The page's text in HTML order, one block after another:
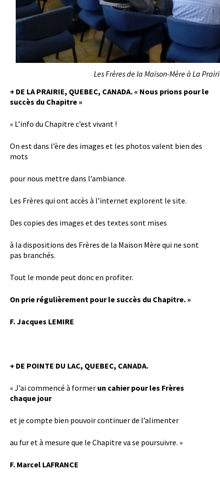
Les Frères de la Maison-Mère à La
+ DE LA PRAIRIE, QUEBEC, CANADA. « Nous prions pour le
succès du Chapitre »
« L’info du Chapitre c’est vivant !
On est dans l’ère des images et les photos valent bien des
mots
pour nous mettre dans l’ambiance.
Les Frères qui ont accès à l’internet explorent le site.
Des copies des images et des textes sont mises
à la dispositions des Frères de la Maison Mère qui ne sont
pas branchés.
Tout le monde peut donc en profiter.
On prie régulièrement pour le succès du Chapitre. »
F. Jacques LEMIRE
+ DE POINTE DU LAC, QUEBEC, CANADA.
« J’ai commencé à former un cahier pour les Frères
chaque jour
et je compte bien pouvoir continuer de l’alimenter
au fur et à mesure que le Chapitre va se poursuivre. »
F. Marcel LAFRANCE